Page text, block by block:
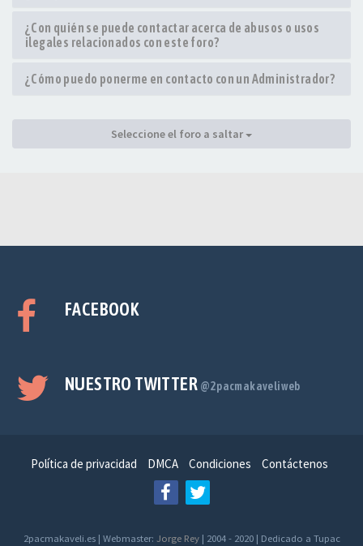
¿Con quién se puede contactar acerca de abusos o usos
ilegales relacionados con este foro?
¿Cómo puedo ponerme en contacto con un Administrador?
Seleccione el foro a saltar
FACEBOOK
NUESTRO TWITTER @2pacmakaveliweb
Política de privacidad DMCA Condiciones Contáctenos
2pacmakaveli.es | Webmaster: Jorge Rey| 2004 - 2020 | Dedicado a Tupac